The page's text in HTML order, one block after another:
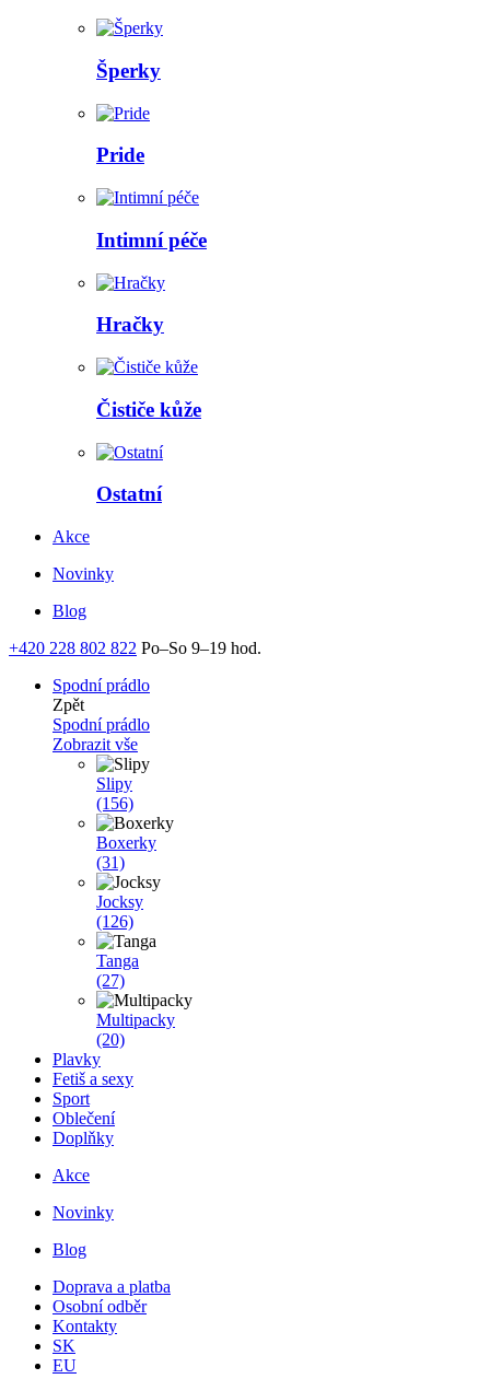
Šperky
Pride
Intimní péče
Hračky
Čističe kůže
Ostatní
Akce
Novinky
Blog
+420 228 802 822 Po–So 9–19 hod.
Spodní prádlo
Zpět
Spodní prádlo
Zobrazit vše
Slipy
(156)
Boxerky
(31)
Jocksy
(126)
Tanga
(27)
Multipacky
(20)
Plavky
Fetiš a sexy
Sport
Oblečení
Doplňky
Akce
Novinky
Blog
Doprava a platba
Osobní odběr
Kontakty
SK
EU